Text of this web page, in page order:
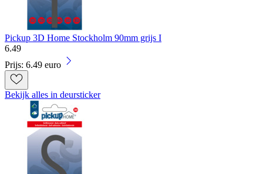
Pickup 3D Home Stockholm 90mm grijs I
6.49
Prijs: 6.49 euro
Bekijk alles in deursticker